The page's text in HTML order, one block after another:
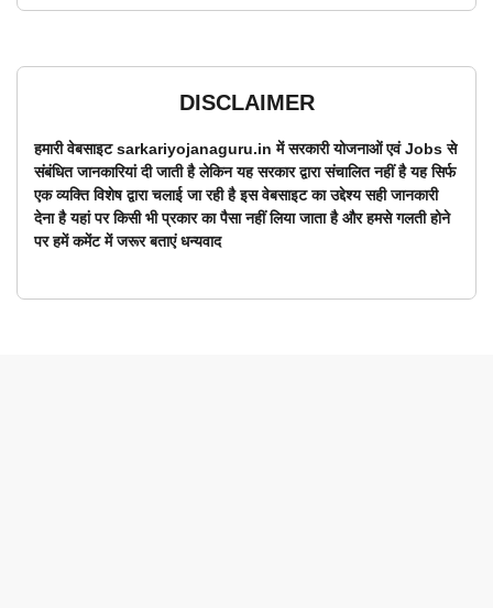
DISCLAIMER
हमारी वेबसाइट sarkariyojanaguru.in में सरकारी योजनाओं एवं Jobs से
संबंधित जानकारियां दी जाती है लेकिन यह सरकार द्वारा संचालित नहीं है यह सिर्फ
एक व्यक्ति विशेष द्वारा चलाई जा रही है इस वेबसाइट का उद्देश्य सही जानकारी
देना है यहां पर किसी भी प्रकार का पैसा नहीं लिया जाता है और हमसे गलती होने
पर हमें कमेंट में जरूर बताएं धन्यवाद